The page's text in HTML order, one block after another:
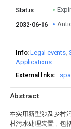
Abstract
本实用新型涉及乡村
村污水处理装置，包
Status
2032-06-06
Info Legal events
Applications
External links